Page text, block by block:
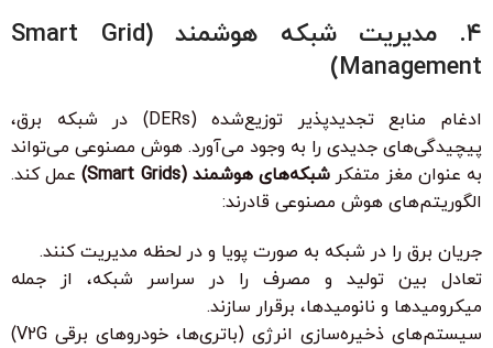
۴. مدیریت شبکه هوشمند (Smart Grid
Management)
ادغام منابع تجدیدپذیر توزیع‌شده (DERs) در شبکه برق،
پیچیدگی‌های جدیدی را به وجود می‌آورد. هوش مصنوعی می‌تواند
به عنوان مغز متفکر شبکه‌های هوشمند (Smart Grids)
عمل کند.
الگوریتم‌های هوش مصنوعی قادرند:
جریان برق را در شبکه به صورت پویا و در لحظه مدیریت کنند.
تعادل بین تولید و مصرف را در سراسر شبکه، از جمله
میکرومیدها و نانومیدها، برقرار سازند.
سیستم‌های ذخیره‌سازی انرژی (باتری‌ها، خودروهای برقی V2G)